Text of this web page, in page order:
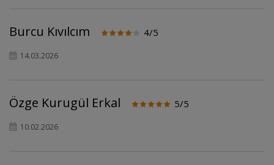
Burcu Kıvılcım 4/5
14.03.2026
Özge Kurugül Erkal 5/5
10.02.2026